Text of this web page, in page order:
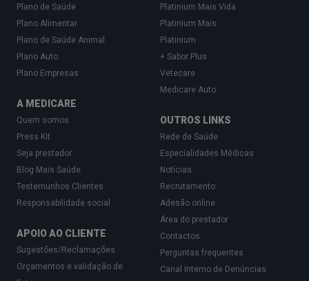
Plano de Saúde
Plano Alimentar
Plano de Saúde Animal
Plano Auto
Plano Empresas
A MEDICARE
Quem somos
Press Kit
Seja prestador
Blog Mais Saúde
Testemunhos Clientes
Responsabilidade social
APOIO AO CLIENTE
Sugestões/Reclamações
Orçamentos e validação de
Platinium Mais Vida
Platinium Mais
Platinium
+ Sabor Plus
Vetecare
Medicare Auto
OUTROS LINKS
Rede de Saúde
Especialidades Médicas
Notícias
Recrutamento
Adesão online
Área do prestador
Contactos
Perguntas frequentes
Canal Interno de Denúncias